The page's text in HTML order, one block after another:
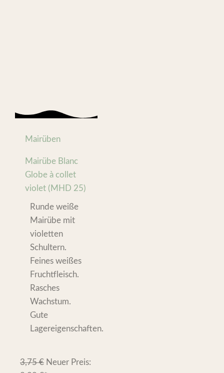
Mairüben
Mairübe Blanc
Globe à collet
violet (MHD 25)
Runde weiße
Mairübe mit
violetten
Schultern.
Feines weißes
Fruchtfleisch.
Rasches
Wachstum.
Gute
Lagereigenschaften.
3,75€ Neuer Preis: